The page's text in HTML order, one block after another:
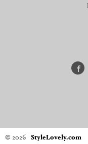
© 2026 StyleLovely.com